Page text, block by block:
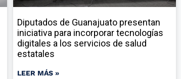
Diputados de Guanajuato presentan
iniciativa para incorporar tecnologías
digitales a los servicios de salud
estatales
LEER MÁS »